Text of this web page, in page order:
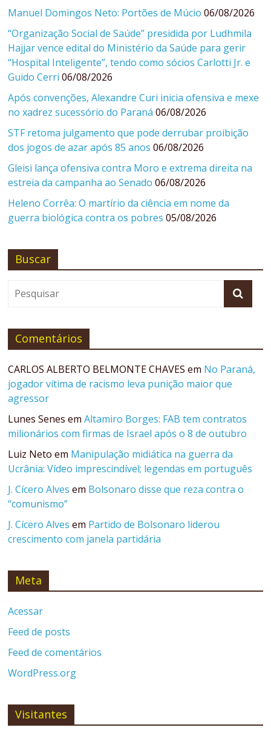
Manuel Domingos Neto: Portões de Múcio 06/08/2026
“Organização Social de Saúde” presidida por Ludhmila
Hajjar vence edital do Ministério da Saúde para gerir
“Hospital Inteligente”, tendo como sócios Carlotti Jr. e
Guido Cerri 06/08/2026
Após convenções, Alexandre Curi inicia ofensiva e mexe
no xadrez sucessório do Paraná 06/08/2026
STF retoma julgamento que pode derrubar proibição
dos jogos de azar após 85 anos 06/08/2026
Gleisi lança ofensiva contra Moro e extrema direita na
estreia da campanha ao Senado 06/08/2026
Heleno Corrêa: O martírio da ciência em nome da
guerra biológica contra os pobres 05/08/2026
Buscar
Comentários
CARLOS ALBERTO BELMONTE CHAVES em No Paraná,
jogador vítima de racismo leva punição maior que
agressor
Lunes Senes emAltamiro Borges: FAB tem contratos
milionários com firmas de Israel após o 8 de outubro
Luiz Neto em Manipulação midiática na guerra da
Ucrânia: Vídeo imprescindível; legendas em português
J. Cícero Alves em Bolsonaro disse que reza contra o
“comunismo”
J. Cícero Alves em Partido de Bolsonaro liderou
crescimento com janela partidária
Meta
Acessar
Feed de posts
Feed de comentários
WordPress.org
Visitantes